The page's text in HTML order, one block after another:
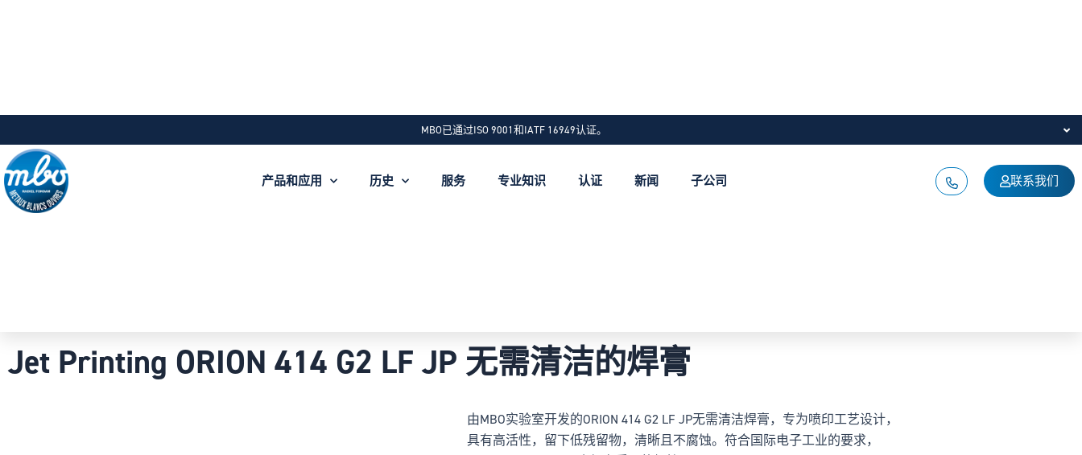
MBO已通过ISO 9001和IATF 16949认证。
产品和应用 历史 服务 专业知识 认证 新闻 子公司 联系我们
Jet Printing ORION 414 G2 LF JP 无需清洁的焊膏
由MBO实验室开发的ORION 414 G2 LF JP无需清洁焊膏，专为喷印工艺设计，
具有高活性，留下低残留物，清晰且不腐蚀。符合国际电子工业的要求，